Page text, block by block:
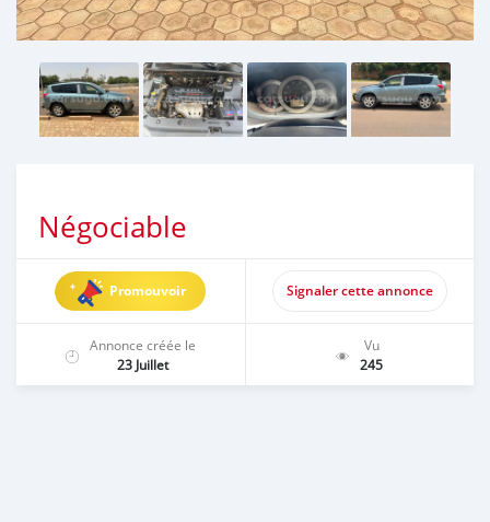
Négociable
Promouvoir Signaler cette annonce
Annonce créée le
23 Juillet
Vu
245